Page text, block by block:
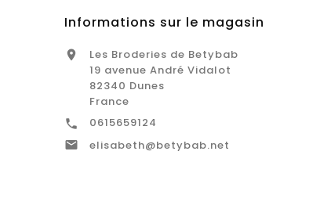
Informations sur le magasin

Les Broderies de Betybab
19 avenue André Vidalot
82340 Dunes
France
 0615659124
 elisabeth@betybab.net